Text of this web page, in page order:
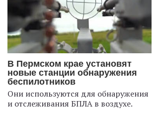
В Пермском крае установят
новые станции обнаружения
беспилотников
Они используются для обнаружения
и отслеживания БПЛА в воздухе.